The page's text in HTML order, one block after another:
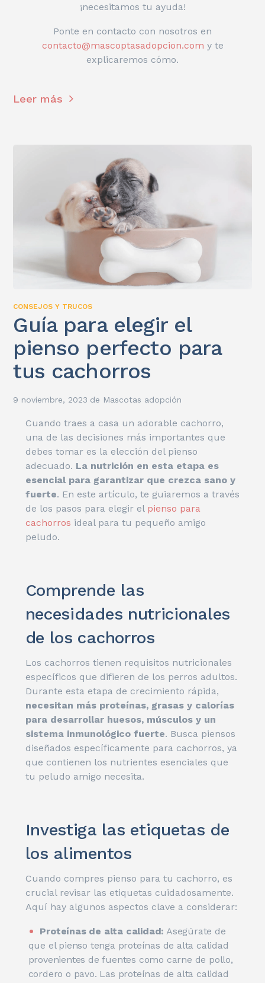
¡necesitamos tu ayuda!
Ponte en contacto con nosotros en
contacto@mascoptasadopcion.com y te
explicaremos cómo.
Leer más
CONSEJOS Y TRUCOS
Guía para elegir el
pienso perfecto para
tus cachorros
9 noviembre, 2023 de Mascotas adopción
Cuando traes a casa un adorable cachorro,
una de las decisiones más importantes que
debes tomar es la elección del pienso
adecuado. La nutrición en esta etapa es
esencial para garantizar que crezca sano y
fuerte. En este artículo, te guiaremos a través
de los pasos para elegir el pienso para
cachorros ideal para tu pequeño amigo
peludo.
Comprende las
necesidades nutricionales
de los cachorros
Los cachorros tienen requisitos nutricionales
específicos que difieren de los perros adultos.
Durante esta etapa de crecimiento rápida,
necesitan más proteínas, grasas y calorías
para desarrollar huesos, músculos y un
sistema inmunológico fuerte. Busca piensos
diseñados específicamente para cachorros, ya
que contienen los nutrientes esenciales que
tu peludo amigo necesita.
Investiga las etiquetas de
los alimentos
Cuando compres pienso para tu cachorro, es
crucial revisar las etiquetas cuidadosamente.
Aquí hay algunos aspectos clave a considerar:
Proteínas de alta calidad: Asegúrate de
que el pienso tenga proteínas de alta calidad
provenientes de fuentes como carne de pollo,
cordero o pavo. Las proteínas de alta calidad